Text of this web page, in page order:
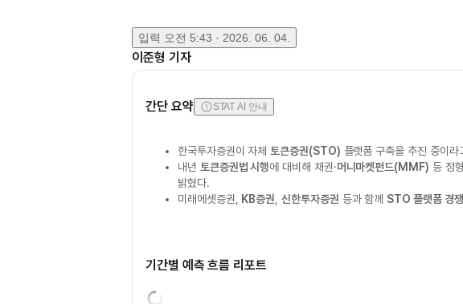
입력 오전 5:43 · 2026. 06. 04.
이준형 기자
간단 요약 STAT AI 안내
한국투자증권이 자체 토큰증권(STO) 플랫폼 구축을 추진 중이라
내년 토큰증권법 시행에 대비해 채권·머니마켓펀드(MMF) 등 정
밝혔다.
미래에셋증권, KB증권 ,신한투자증권 등과 함께 STO 플랫폼 경쟁
기간별 예측 흐름 리포트